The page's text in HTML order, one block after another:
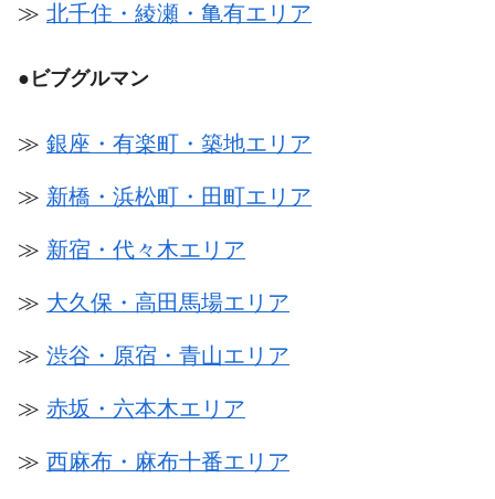
≫ 北千住・綾瀬・亀有エリア
● ビブグルマン
≫ 銀座・有楽町・築地エリア
≫ 新橋・浜松町・田町エリア
≫ 新宿・代々木エリア
≫ 大久保・高田馬場エリア
≫ 渋谷・原宿・青山エリア
≫ 赤坂・六本木エリア
≫ 西麻布・麻布十番エリア